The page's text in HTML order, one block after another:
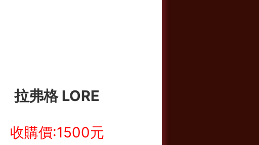
拉弗格 LORE
收購價:1500元